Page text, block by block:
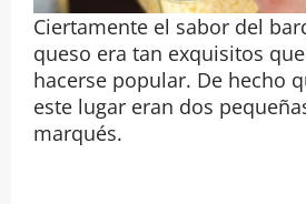
Ciertamente el sabor del
queso era tan exquisitos
hacerse popular. De hecho
este lugar eran dos
marqués.